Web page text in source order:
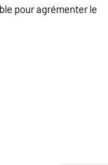
pour agrémenter le